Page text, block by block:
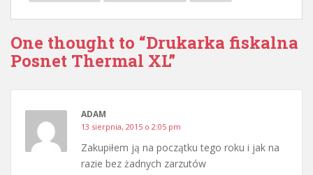
One thought to “Drukarka fiskalna
Posnet Thermal XL”
ADAM
13 sierpnia, 2015 o 2:05 pm
Zakupiłem ją na początku tego roku i jak na
razie bez żadnych zarzutów